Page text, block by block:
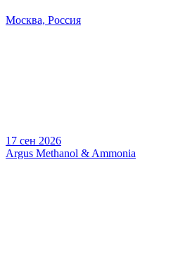
Москва, Россия
17 сен 2026
Argus Methanol & Ammonia